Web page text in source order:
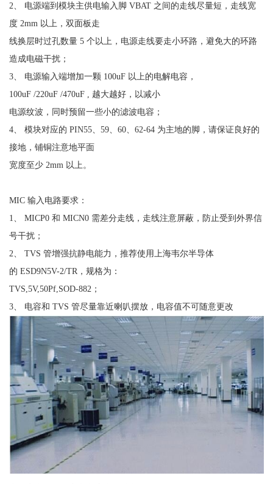
2、 电源端到模块主供电输入脚 VBAT 之间的走线尽量短，走线宽
度 2mm 以上，双面板走
线换层时过孔数量 5 个以上，电源走线要走小环路，避免大的环路
造成电磁干扰；
3、 电源输入端增加一颗 100uF 以上的电解电容，
100uF /220uF /470uF , 越大越好，以减小
电源纹波，同时预留一些小的滤波电容；
4、 模块对应的 PIN55、59、60、62-64 为主地的脚，请保证良好的
接地，铺铜注意地平面
宽度至少 2mm 以上。
MIC 输入电路要求：
1、 MICP0 和 MICN0 需差分走线，走线注意屏蔽，防止受到外界信
号干扰；
2、 TVS 管增强抗静电能力，推荐使用上海韦尔半导体
的 ESD9N5V-2/TR，规格为：
TVS,5V,50Pf,SOD-882；
3、 电容和 TVS 管尽量靠近喇叭摆放，电容值不可随意更改